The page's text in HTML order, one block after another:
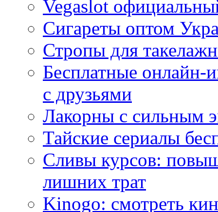
Vegaslot
Сигареты оптом
Стропы для
Бесплатные
с друзьями
Лакорны с сильным
Тайские сериалы
Сливы курсов:
лишних трат
Kinogo: смотреть